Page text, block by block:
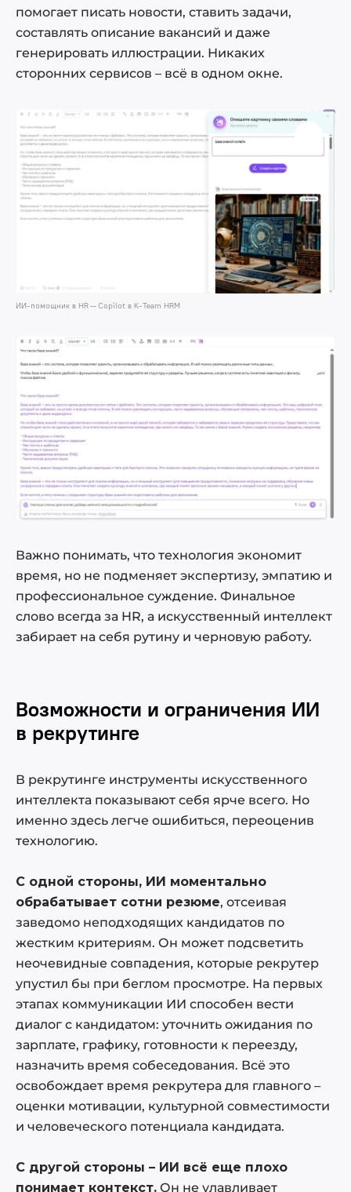
помогает писать новости, ставить задачи,
составлять описание вакансий и даже
генерировать иллюстрации. Никаких
сторонних сервисов – всё в одном окне.
ИИ-помощник в HR — Copilot в K-Team HRM
Важно понимать, что технология экономит
время, но не подменяет экспертизу, эмпатию и
профессиональное суждение. Финальное
слово всегда за HR, а искусственный интеллект
забирает на себя рутину и черновую работу.
Возможности и ограничения ИИ
в рекрутинге
В рекрутинге инструменты искусственного
интеллекта показывают себя ярче всего. Но
именно здесь легче ошибиться, переоценив
технологию.
С одной стороны, ИИ моментально
обрабатывает сотни резюме, отсеивая
заведомо неподходящих кандидатов по
жестким критериям. Он может подсветить
неочевидные совпадения, которые рекрутер
упустил бы при беглом просмотре. На первых
этапах коммуникации ИИ способен вести
диалог с кандидатом: уточнить ожидания по
зарплате, графику, готовности к переезду,
назначить время собеседования. Всё это
освобождает время рекрутера для главного –
оценки мотивации, культурной совместимости
и человеческого потенциала кандидата.
С другой стороны – ИИ всё еще плохо
понимает контекст. Он не улавливает